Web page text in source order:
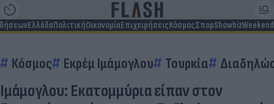
ΕλλάδαΠολιτικήΟικονομίαΕπιχειρήσειςΚόσμοςΣπορShowbizWeekend
Κόσμος Εκρέμ Ιμάμογλου Τουρκία
Ιμάμογλου: Εκατομμύρια είπαν στον